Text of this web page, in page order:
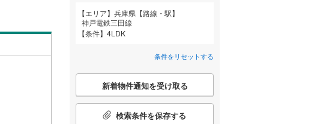
エリア
兵庫県【路線・駅】
神戸電鉄三田線
条件
4LDK
条件をリセットする
こ
検
新着物件通知を受け取る
検索条件を保存する
鹿児島
条件をリセットする
朝来市(0)
多可郡多可町(0)
神崎郡市川町(0)
揖保郡太子町(0)
条件をリセットする
条件をリセットする
北条鉄道(0)
条件をリセットする
条件をリセットする
2階以上（3）
制震構造 （0）
条件をリセットする